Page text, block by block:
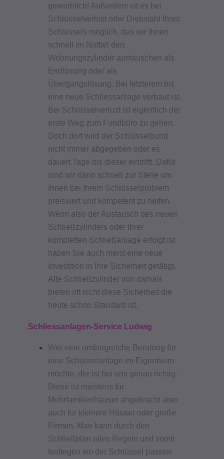
gewerblich! Außerdem ist es bei
Schlüsselverlust oder Diebstahl Ihres
Schlüssels möglich, das wir Ihnen
schnell im Notfall den
Wohnungszylinder austauschen als
Endlösung oder als
Übergangslösung. Bei letzterem bis
eine neue Schliessanlage verbaut ist.
Bei Schlüsselverlust ist eigentlich der
erste Weg zum Fundbüro zu gehen.
Doch dort wird der Schlüsselbund
nicht immer abgegeben oder es
dauert Tage bis dieser eintrifft. Dafür
sind wir dann schnell zur Stelle um
Ihnen bei Ihrem Schlüsselproblem
preiswert und kompetent zu helfen.
Wenn also der Austausch des neuen
Schließzylinders oder Ihrer
kompletten Schließanlage erfolgt ist
haben Sie auch meist eine neue
Investition in Ihre Sicherheit getätigt.
Alte Schließzylinder von damals
bieten oft nicht diese Sicherheit die
heute schon Standard ist.
Schliessanlagen-Service Ludwig
Wer eine umfangreiche Beratung für
eine Schüsselanlage im Eigenheim
möchte, der ist bei uns genau richtig.
Diese ist meistens für
Mehrfamilienhäuser angebracht aber
auch für kleinere Häuser oder große
Firmen. Man kann durch den
Schließplan alles Regeln und somit
festlegen wo der Schlüssel passen